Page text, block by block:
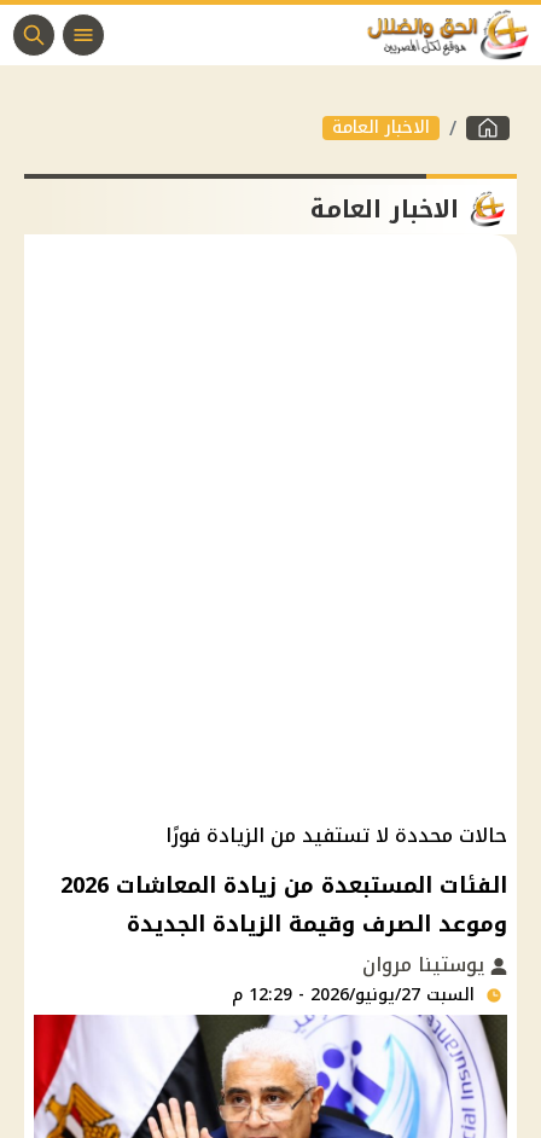
الاخبار العامة
الاخبار العامة
حالات محددة لا تستفيد من الزيادة فورًا
الفئات المستبعدة من زيادة المعاشات 2026
وموعد الصرف وقيمة الزيادة الجديدة
يوستينا مروان
السبت 27/يونيو/2026 - 12:29 م